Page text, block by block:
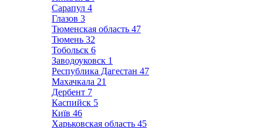
Сарапул 4
Глазов 3
Тюменская область 47
Тюмень 32
Тобольск 6
Заводоуковск 1
Республика Дагестан 47
Махачкала 21
Дербент 7
Каспийск 5
Київ 46
Харьковская область 45